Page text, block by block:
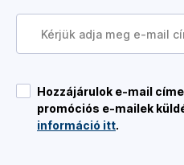
Hozzájárulok e-mail
promóciós e-mailek
információ itt.